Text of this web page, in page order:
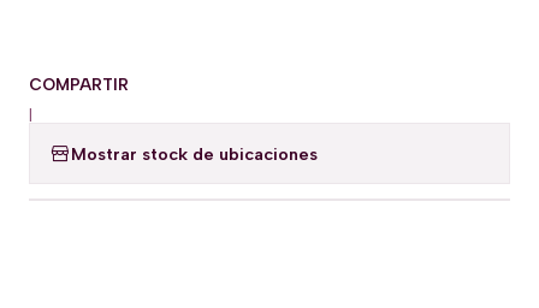
COMPARTIR
|
Mostrar stock de ubicaciones